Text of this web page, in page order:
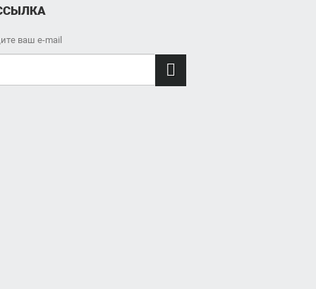
ваш e-mail
